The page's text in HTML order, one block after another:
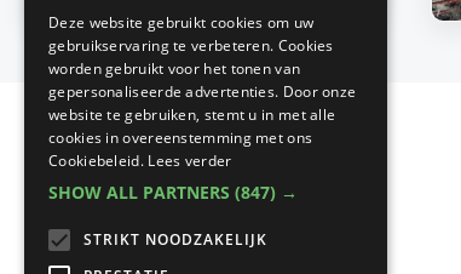
Deze website gebruikt cookies om uw
gebruikservaring te verbeteren. Cookies
worden gebruikt voor het tonen van
gepersonaliseerde advertenties. Door onze
website te gebruiken, stemt u in met alle
cookies in overeenstemming met ons
Cookiebeleid. Lees verder
SHOW ALL PARTNERS (847) →
STRIKT NOODZAKELIJK